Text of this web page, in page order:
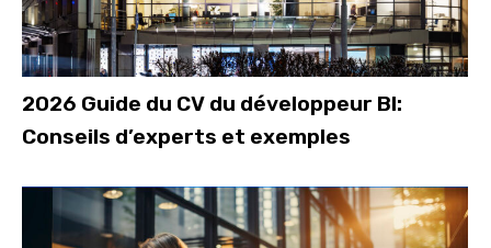
2026 Guide du CV du développeur BI:
Conseils d’experts et exemples